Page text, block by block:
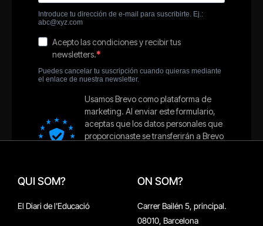
QUI SOM?
El Diari de l'Educació
ON SOM?
Carrer Bailén 5, principal.
08010, Barcelona